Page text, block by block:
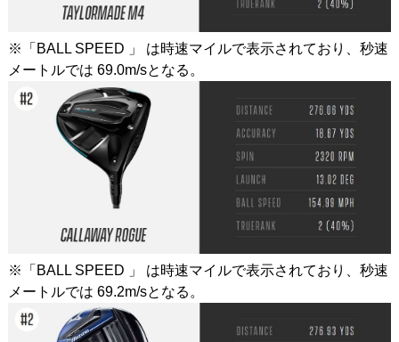
※「BALL SPEED 」 は時速マイルで表示されており、秒速
メートルでは 69.0m/sとなる。
※「BALL SPEED 」 は時速マイルで表示されており、秒速
メートルでは 69.2m/sとなる。